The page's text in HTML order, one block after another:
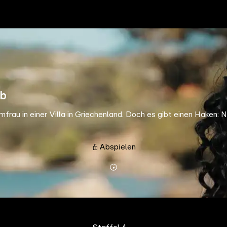
in einer Villa in Griechenland. Doch es gibt einen
Abspielen
Mehr
Details